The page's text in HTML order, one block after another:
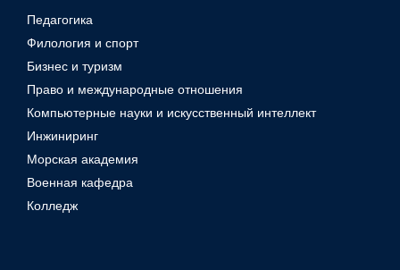
Педагогика
Филология и спорт
Бизнес и туризм
Право и международные отношения
Компьютерные науки и искусственный интеллект
Инжиниринг
Морская академия
Военная кафедра
Колледж